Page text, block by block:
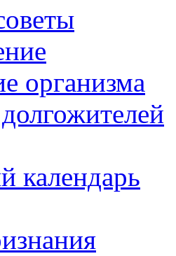
организма
календарь